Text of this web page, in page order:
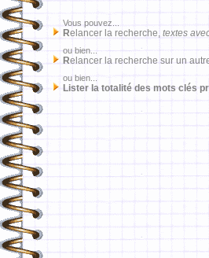
Vous pouvez...
Relancer la recherche, textes
ou bien...
Relancer la recherche sur un
ou bien...
Lister la totalité des mots clés